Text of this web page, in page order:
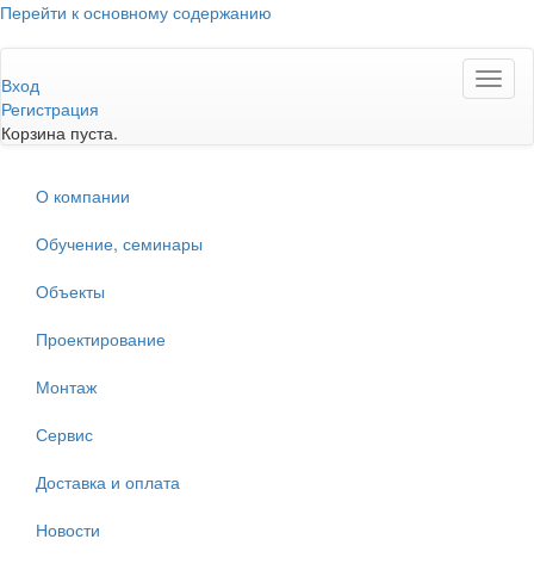
Перейти к основному содержанию
Вход
Регистрация
Корзина пуста.
О компании
Обучение, семинары
Объекты
Проектирование
Монтаж
Сервис
Доставка и оплата
Новости